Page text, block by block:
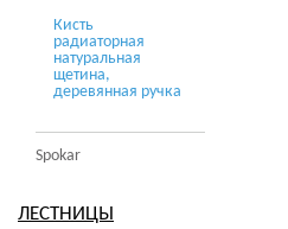
Кисть
радиаторная
натуральная
щетина,
деревянная ручка
Spokar
ЛЕСТНИЦЫ